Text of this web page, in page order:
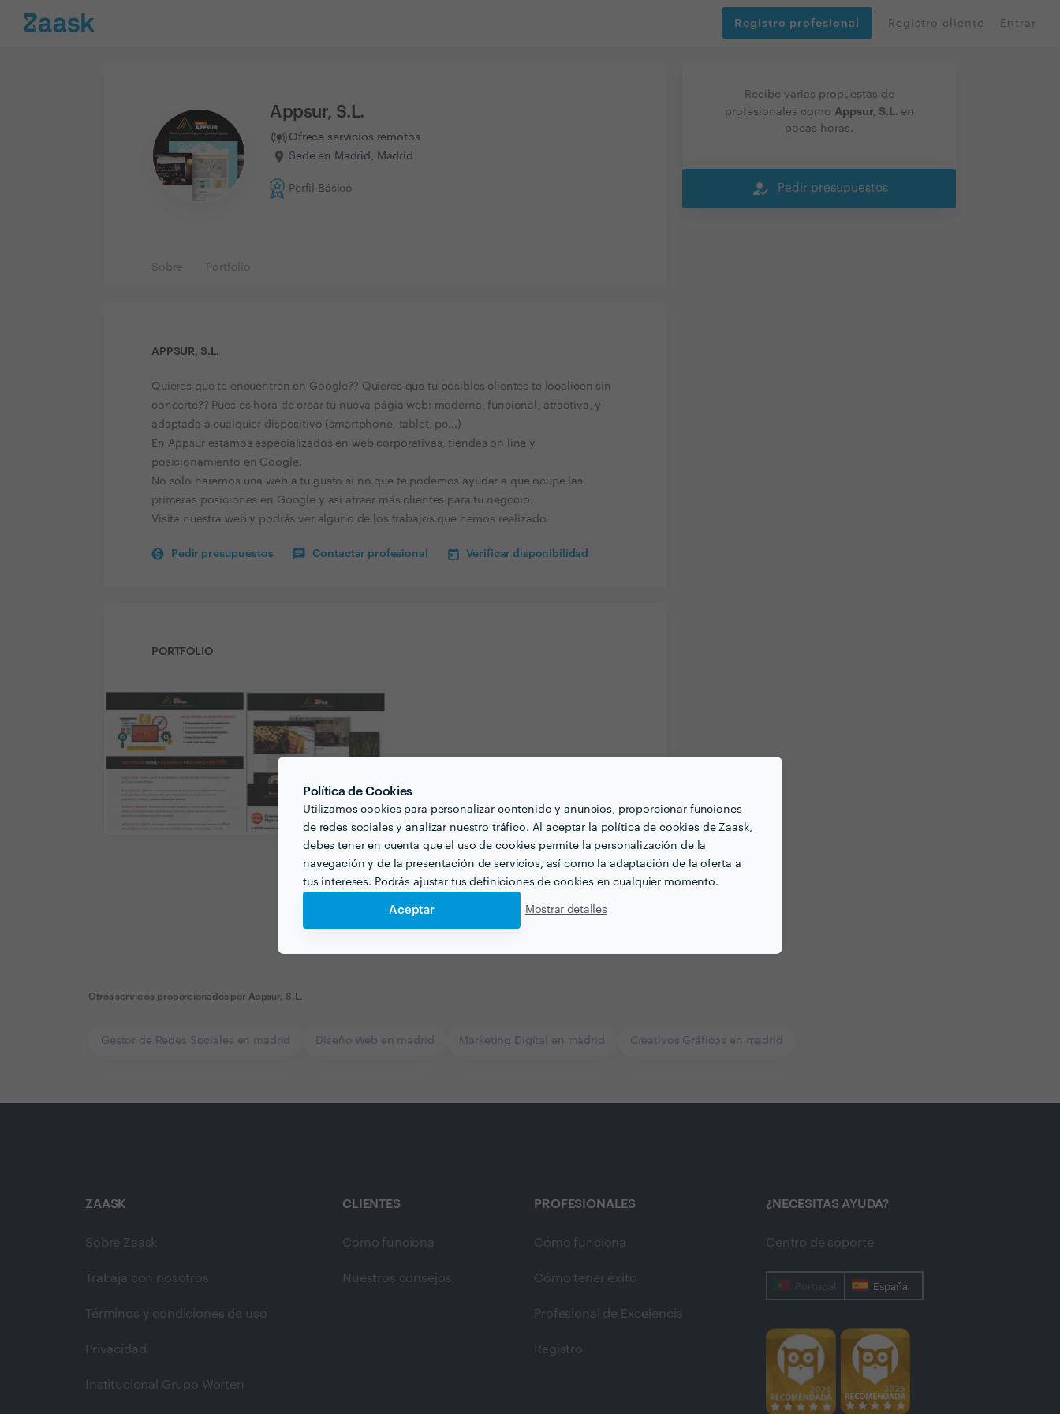
Política de Cookies
Utilizamos cookies para personalizar contenido y anuncios, proporcionar funciones
de redes sociales y analizar nuestro tráfico. Al aceptar la política de cookies de Zaask,
debes tener en cuenta que el uso de cookies permite la personalización de la
navegación y de la presentación de servicios, así como la adaptación de la oferta a
tus intereses. Podrás ajustar tus definiciones de cookies en cualquier momento.
Aceptar Mostrar detalles
Registro profesional Registro cliente Entrar
Appsur, S.L.
Ofrece servicios remotos
Sede en Madrid, Madrid
Perfil Básico
Sobre Portfolio
APPSUR, S.L.
Quieres que te encuentren en Google?? Quieres que tu posibles clientes te localicen sin
concerte?? Pues es hora de crear tu nueva págia web: moderna, funcional, atractiva, y
adaptada a cualquier dispositivo (smartphone, tablet, pc...)
En Appsur estamos especializados en web corporativas, tiendas on line y
posicionamiento en Google.
No solo haremos una web a tu gusto si no que te podemos ayudar a que ocupe las
primeras posiciones en Google y asi atraer más clientes para tu negocio.
Visita nuestra web y podrás ver alguno de los trabajos que hemos realizado.
Pedir presupuestos Contactar profesional Verificar disponibilidad
PORTFOLIO
Recibe varias propuestas de
profesionales como Appsur, S.L. en
pocas horas.
how_to_reg Pedir presupuestos
Otros servicios proporcionados por Appsur, S.L.
Gestor de Redes Sociales en madrid Diseño Web en madrid Marketing Digital en madrid Creativos Gráficos en madrid
ZAASK
Sobre Zaask
Trabaja con nosotros
Términos y condiciones de uso
Privacidad
Institucional Grupo Worten
CLIENTES
Cómo funciona
Nuestros consejos
PROFESIONALES
Cómo funciona
Cómo tener éxito
Profesional de Excelencia
Registro
¿NECESITAS AYUDA?
Centro de soporte
Portugal España